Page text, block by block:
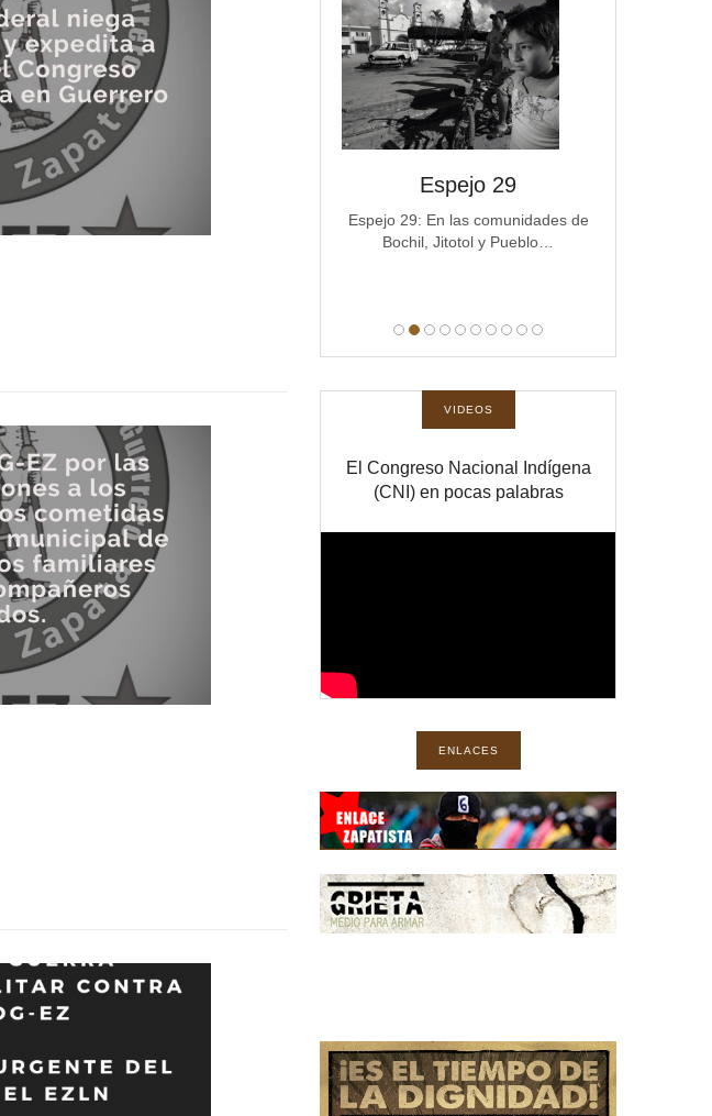
espejos de la Resistencia
Espejo 29
Espejo 29: En las comunidades de
Bochil, Jitotol y Pueblo…
VIDEOS
El Congreso Nacional Indígena
(CNI) en pocas palabras
ENLACES